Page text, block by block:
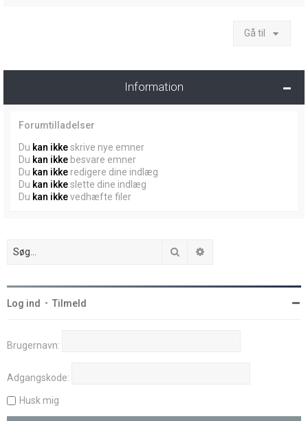
Gå til
Information
Forumtilladelser
Du kan ikkeskrive nye emner
Du kan ikke besvare emner
Du kan ikke redigere dine indlæg
Du kan ikkeslette dine indlæg
Du kan ikkevedhæfte filer
Søg
Log ind • Tilmeld
Brugernavn:
Adgangskode:
Husk mig